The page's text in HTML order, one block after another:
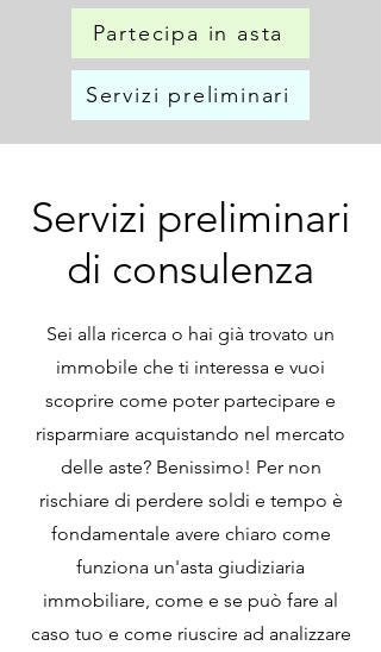
Partecipa in asta
Servizi preliminari
Servizi preliminari
di consulenza
Sei alla ricerca o hai già trovato un
immobile che ti interessa e vuoi
scoprire come poter partecipare e
risparmiare acquistando nel mercato
delle aste? Benissimo! Per non
rischiare di perdere soldi e tempo è
fondamentale avere chiaro come
funziona un'asta giudiziaria
immobiliare, come e se può fare al
caso tuo e come riuscire ad analizzare